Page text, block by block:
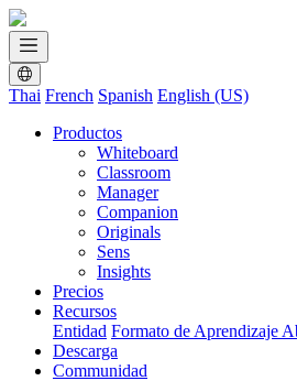
Thai French Spanish English (US)
Productos
Whiteboard
Classroom
Manager
Companion
Originals
Sens
Insights
Precios
Recursos
Entidad Formato de Aprendizaje
Descarga
Communidad